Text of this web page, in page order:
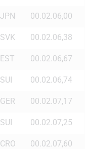
JPN 00.02.06,00
SVK 00.02.06,38
EST 00.02.06,67
SUI 00.02.06,74
GER 00.02.07,17
SUI 00.02.07,25
CRO 00.02.07,60